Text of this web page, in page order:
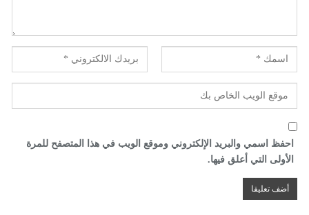
احفظ اسمي والبريد الإلكتروني وموقع الويب في هذا المتصفح للمرة
الأولى التي أعلق فيها.